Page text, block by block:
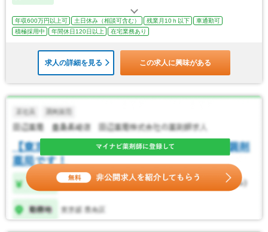
年収600万円以上可 土日休み（相談可含む） 残業月10ｈ以下
車通勤可
積極採用中
年間休日120日以上 在宅業務あり
求人の詳細を見る この求人に興味がある